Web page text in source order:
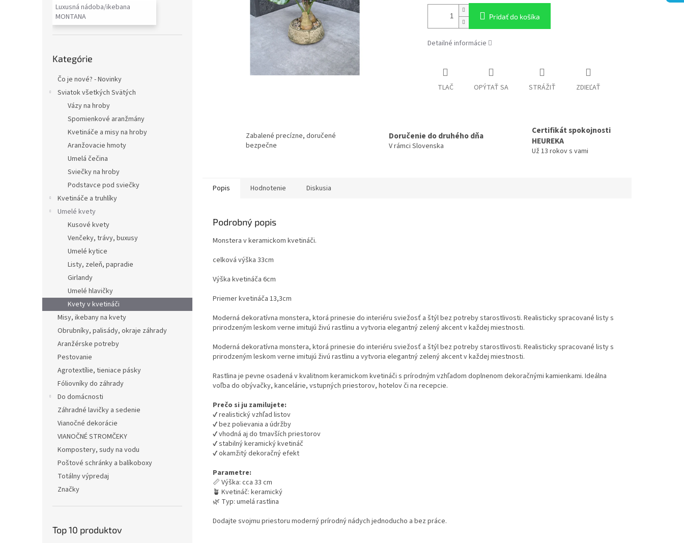
Luxusná nádoba/ikebana
MONTANA
kategórie
Kategórie
Čo je nové? - Novinky
Sviatok všetkých Svätých
Vázy na hroby
Spomienkové aranžmány
Kvetináče a misy na hroby
Aranžovacie hmoty
Umelá čečina
Sviečky na hroby
Podstavce pod sviečky
Kvetináče a truhlíky
Umelé kvety
Kusové kvety
Venčeky, trávy, buxusy
Umelé kytice
Listy, zeleň, papradie
Girlandy
Umelé hlavičky
Kvety v kvetináči
Misy, ikebany na kvety
Obrubníky, palisády, okraje záhrady
Aranžérske potreby
Pestovanie
Agrotextílie, tieniace pásky
Fóliovníky do záhrady
Do domácnosti
Záhradné lavičky a sedenie
Vianočné dekorácie
VIANOČNÉ STROMČEKY
Kompostery, sudy na vodu
Poštové schránky a balíkoboxy
Totálny výpredaj
Značky
Top 10 produktov
Pridať do košíka
Detailné informácie
TLAČ OPÝTAŤ SA STRÁŽIŤ ZDIEĽAŤ
Zabalené precízne, doručené
bezpečne
Doručenie do druhého dňa
V rámci Slovenska
Certifikát spokojnosti
HEUREKA
Už 13 rokov s vami
Popis Hodnotenie Diskusia
Podrobný popis
Monstera v keramickom kvetináči.
celková výška 33cm
Výška kvetináča 6cm
Priemer kvetináča 13,3cm
Moderná dekoratívna monstera, ktorá prinesie do interiéru sviežosť a štýl bez potreby starostlivosti. Realisticky spracované listy s
prirodzeným leskom verne imitujú živú rastlinu a vytvoria elegantný zelený akcent v každej miestnosti.
Moderná dekoratívna monstera, ktorá prinesie do interiéru sviežosť a štýl bez potreby starostlivosti. Realisticky spracované listy s
prirodzeným leskom verne imitujú živú rastlinu a vytvoria elegantný zelený akcent v každej miestnosti.
Rastlina je pevne osadená v kvalitnom keramickom kvetináči s prírodným vzhľadom doplnenom dekoračnými kamienkami. Ideálna
voľba do obývačky, kancelárie, vstupných priestorov, hotelov či na recepcie.
Prečo si ju zamilujete:
✔ realistický vzhľad listov
✔ bez polievania a údržby
✔ vhodná aj do tmavších priestorov
✔ stabilný keramický kvetináč
✔ okamžitý dekoračný efekt
Parametre:
📏 Výška: cca 33 cm
🪴 Kvetináč: keramický
🌿 Typ: umelá rastlina
Dodajte svojmu priestoru moderný prírodný nádych jednoducho a bez práce.